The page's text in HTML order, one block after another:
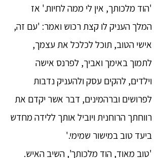
'הוד מלכותך, אין לי ממה לחיות.' אז
המלך העניק לו קצת רכוש ואמר: 'עם זה,
אישי הטוב, תוכל לכלכל את עצמך,
לתמוך באימך ואביך, לפרנס אישה
וילדים, להקים עסק ולהעניק נדבות
לפרושים וברהמינים, דבר אשר יקדם את
רווחתך הרוחנית ויוביל אותך ללידה מחדש
ביעד טוב במישור שמימי.'
'טוב מאוד, הוד מלכותך', השיב האיש.